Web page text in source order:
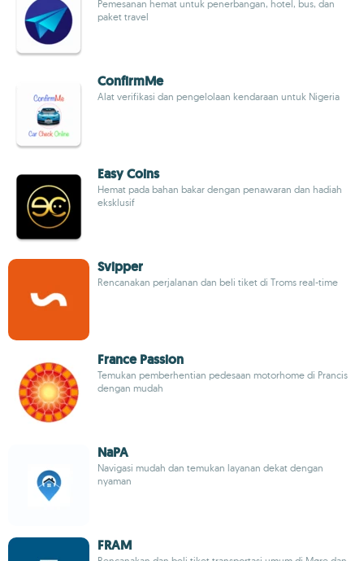
Pemesanan hemat untuk penerbangan, hotel, bus, dan
paket travel
ConfirmMe
Alat verifikasi dan pengelolaan kendaraan untuk Nigeria
Easy Coins
Hemat pada bahan bakar dengan penawaran dan hadiah
eksklusif
Svipper
Rencanakan perjalanan dan beli tiket di Troms real-time
France Passion
Temukan pemberhentian pedesaan motorhome di Prancis
dengan mudah
NaPA
Navigasi mudah dan temukan layanan dekat dengan
nyaman
FRAM